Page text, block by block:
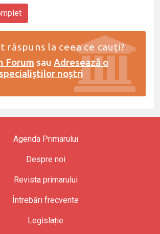
răspuns la ceea ce cauți?
Forum sau Adresează o
noștri
Agenda Primarului
Despre noi
Revista primarului
Întrebări frecvente
Legislație